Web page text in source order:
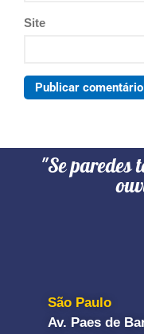
Site
"Se paredes
São Paulo
Av. Paes de